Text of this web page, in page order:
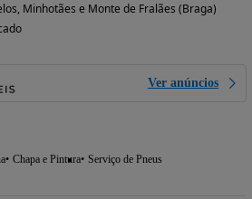
Minhotães e Monte de Fralães (Braga)
Ver anúncios
Chapa e Pintura Serviço de Pneus